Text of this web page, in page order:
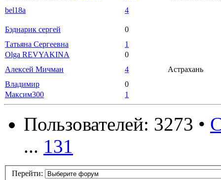
bel18a
4
Бэднарик сергей
0
Татьяна Сергеевна
1
Olga REVYAKINA
0
Алексей Мичман
4
Астрахань
Владимир
0
Максим300
1
Пользователей: 3273 •
... 131
Перейти: